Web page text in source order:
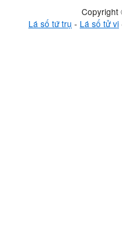
Copyright
Lá số tứ trụ - Lá số tử vi